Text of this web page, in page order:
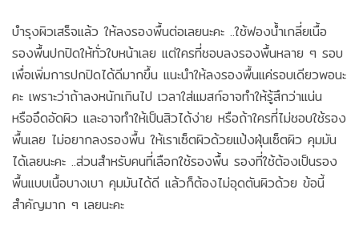
บำรุงผิวเสร็จแล้ว ให้ลงรองพื้นต่อเลยนะคะ ..ใช้ฟองน้ำเกลี่ยเนื้อ
รองพื้นปกปิดให้ทั่วใบหน้าเลย แต่ใครที่ชอบลงรองพื้นหลาย ๆ รอบ
เพื่อเพิ่มการปกปิดได้ดีมากขึ้น แนะนำให้ลงรองพื้นแค่รอบเดียวพอนะ
คะ เพราะว่าถ้าลงหนักเกินไป เวลาใส่แมสก์อาจทำให้รู้สึกว่าแน่น
หรืออึดอัดผิว และอาจทำให้เป็นสิวได้ง่าย หรือถ้าใครที่ไม่ชอบใช้รอง
พื้นเลย ไม่อยากลงรองพื้น ให้เราเซ็ตผิวด้วยแป้งฝุ่นเซ็ตผิว คุมมัน
ได้เลยนะคะ ..ส่วนสำหรับคนที่เลือกใช้รองพื้น รองที่ใช้ต้องเป็นรอง
พื้นแบบเนื้อบางเบา คุมมันได้ดี แล้วก็ต้องไม่อุดตันผิวด้วย ข้อนี้
สำคัญมาก ๆ เลยนะคะ